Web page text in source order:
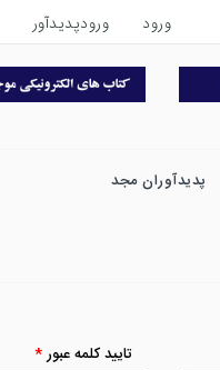
ورود ورودپدیدآور
پدیدآوران مجد
تاييد كلمه عبور*